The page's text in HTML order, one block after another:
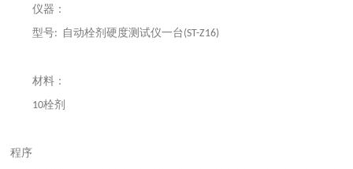
仪器：
型号: 自动栓剂硬度测试仪一台(ST-Z16)
材料：
10栓剂
程序